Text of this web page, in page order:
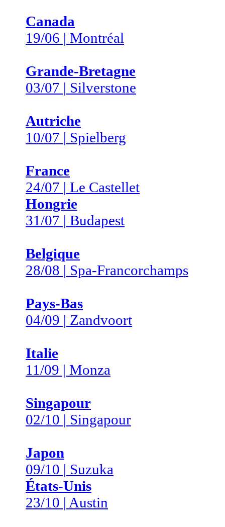
Canada
19/06 | Montréal
Grande-Bretagne
03/07 | Silverstone
Autriche
10/07 | Spielberg
France
24/07 | Le Castellet
Hongrie
31/07 | Budapest
Belgique
28/08 | Spa-Francorchamps
Pays-Bas
04/09 | Zandvoort
Italie
11/09 | Monza
Singapour
02/10 | Singapour
Japon
09/10 | Suzuka
États-Unis
23/10 | Austin